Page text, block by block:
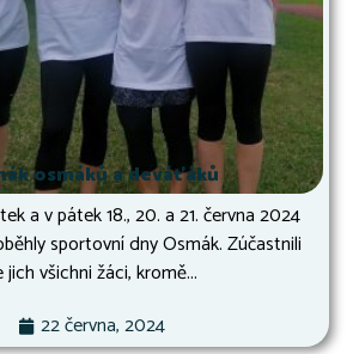
osmáků a deváťáků
a v pátek 18., 20. a 21. června 2024
sportovní dny Osmák. Zúčastnili
jich všichni žáci, kromě...
22 června, 2024